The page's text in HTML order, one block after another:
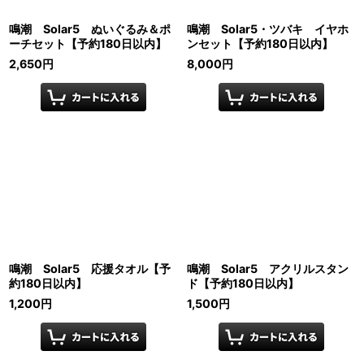
鳴潮 Solar5 ぬいぐるみ＆ポ
ーチセット【予約180日以内】
2,650円
鳴潮 Solar5・ツバキ イヤホ
ンセット【予約180日以内】
8,000円
鳴潮 Solar5 応援タオル【予
約180日以内】
1,200円
鳴潮 Solar5 アクリルスタン
ド【予約180日以内】
1,500円